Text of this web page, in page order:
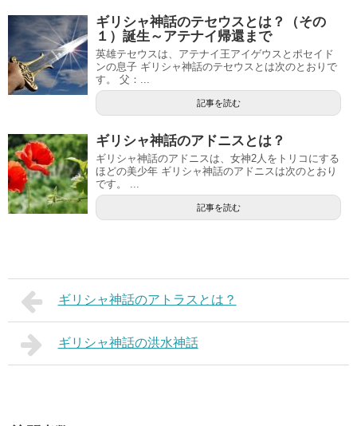
ギリシャ神話のテセウスとは？（その
１）誕生～アテナイ帰還まで
英雄テセウスは、アテナイ王アイゲウスとポセイド
ンの息子 ギリシャ神話のテセウスとは次のとおりで
す。 父：...
記事を読む
ギリシャ神話のアドニスとは？
ギリシャ神話のアドニスは、女神2人をトリコにする
ほどの美少年 ギリシャ神話のアドニスは次のとおり
です。 ...
記事を読む
ギリシャ神話のアトラスとは？
ギリシャ神話の洪水神話